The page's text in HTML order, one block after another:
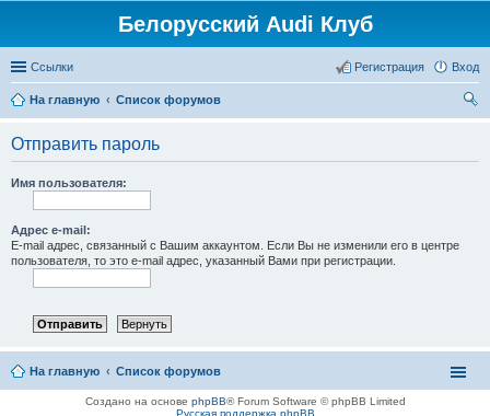
Белорусский Audi Клуб
Ссылки Вход
Регистрация
На главную
Список форумов
Отправить пароль
Имя пользователя:
Адрес e-mail:
E-mail адрес, связанный с Вашим аккаунтом. Если Вы не изменили его в центре
пользователя, то это e-mail адрес, указанный Вами при регистрации.
На главную Список форумов
Создано на основе phpBB® Forum Software © phpBB Limited
Русская поддержка phpBB